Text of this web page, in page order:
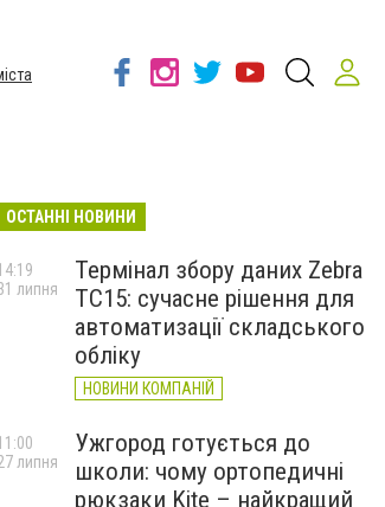
ОСТАННІ НОВИНИ
Термінал збору даних Zebra
TC15: сучасне рішення для
автоматизації складського
обліку
НОВИНИ КОМПАНІЙ
липня
Ужгород готується до
школи: чому ортопедичні
рюкзаки Kite – найкращий
липня